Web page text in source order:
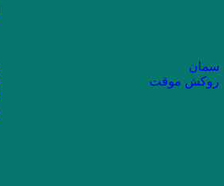
سمان
روکش موقت